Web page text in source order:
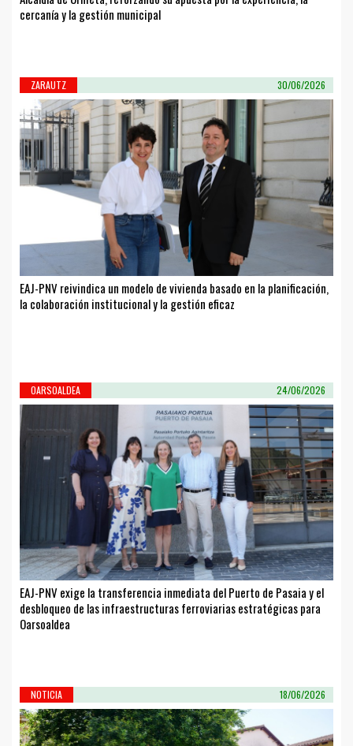
cercanía y la gestión municipal
ZARAUTZ 30/06/2026
EAJ-PNV reivindica un modelo de vivienda basado en la planificación,
la colaboración institucional y la gestión eficaz
OARSOALDEA 24/06/2026
EAJ-PNV exige la transferencia inmediata del Puerto de Pasaia y el
desbloqueo de las infraestructuras ferroviarias estratégicas para
Oarsoaldea
NOTICIA 18/06/2026